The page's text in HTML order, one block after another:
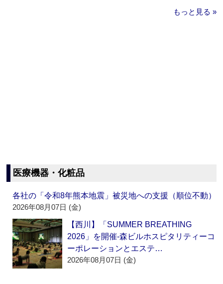
もっと見る »
医療機器・化粧品
各社の「令和8年熊本地震」被災地への支援（順位不動）
2026年08月07日 (金)
【西川】「SUMMER BREATHING
2026」を開催‐森ビルホスピタリティーコ
ーポレーションとエステ…
2026年08月07日 (金)